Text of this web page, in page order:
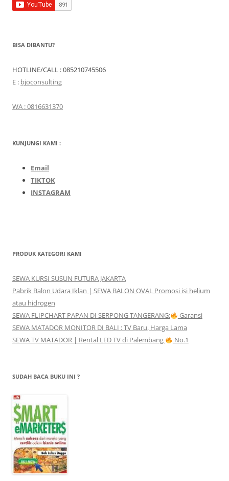
BISA DIBANTU?
HOTLINE/CALL : 085210745506
E : bjoconsulting
WA : 0816631370
KUNJUNGI KAMI :
Email
TIKTOK
INSTAGRAM
PRODUK KATEGORI KAMI
SEWA KURSI SUSUN FUTURA JAKARTA
Pabrik Balon Udara Iklan | SEWA BALON OVAL Promosi isi helium
atau hidrogen
SEWA FLIPCHART PAPAN DI SERPONG TANGERANG:
Garansi
SEWA MATADOR MONITOR DI BALI : TV Baru, Harga Lama
SEWA TV MATADOR | Rental LED TV di Palembang
No.1
SUDAH BACA BUKU INI ?